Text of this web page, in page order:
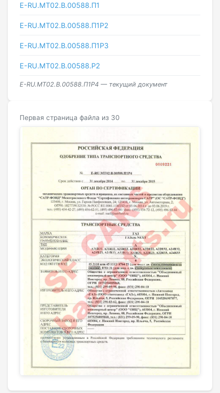
E-RU.МТ02.B.00588.П1
E-RU.МТ02.B.00588.П1Р2
E-RU.МТ02.B.00588.П1Р3
E-RU.МТ02.B.00588.Р2
E-RU.МТ02.B.00588.П1Р4 — текущий документ
Первая страница файла из 30